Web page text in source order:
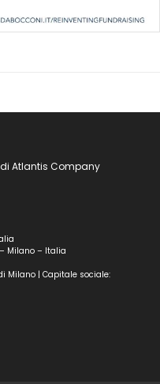
Atlantis Company
Milano – Italia
Milano | Capitale sociale: